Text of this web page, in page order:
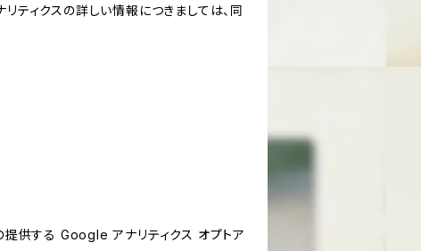
ティクスの詳しい情報につきましては、同
供する Google アナリティクス オプトア